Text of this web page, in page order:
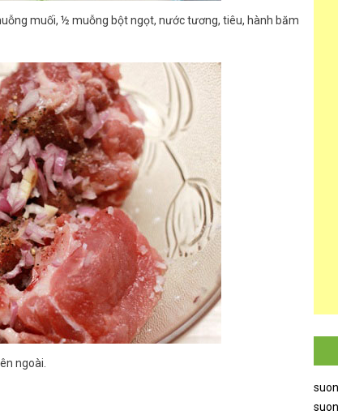
muối, ½ muỗng bột ngọt, nước tương, tiêu, hành băm
ngoài.